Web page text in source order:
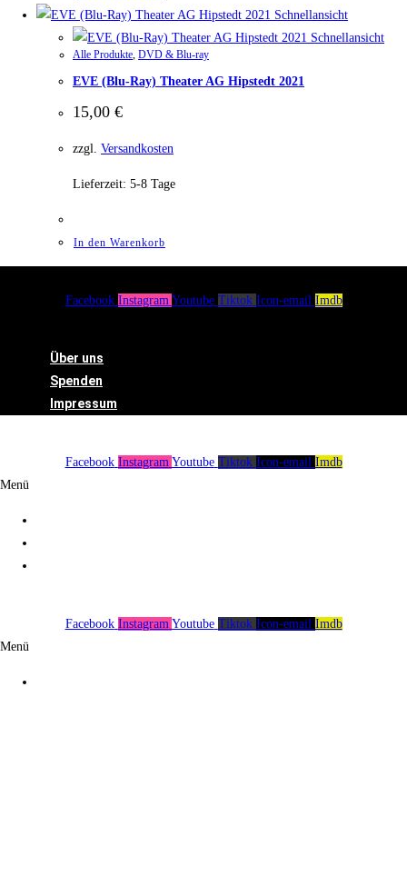
Schnellansicht
Schnellansicht
Alle Produkte DVD & Blu-ray
EVE (Blu-Ray) Theater AG Hipstedt 2021
15,00 €
zzgl. Versandkosten
Lieferzeit: 5-8 Tage
In den Warenkorb
Facebook Instagram Youtube Tiktok Icon-email Imdb
Über uns
Spenden
Impressum
Facebook Instagram Youtube Tiktok Icon-email Imdb
Menü
Facebook Instagram Youtube Tiktok Icon-email Imdb
Menü